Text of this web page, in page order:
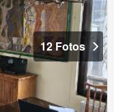
12 Fotos